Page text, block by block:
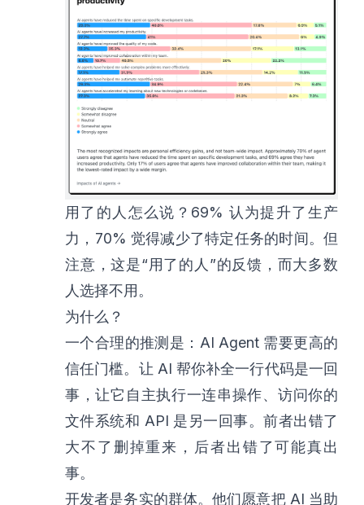
用了的人怎么说？69% 认为提升了生产
力，70% 觉得减少了特定任务的时间。但
注意，这是“用了的人”的反馈，而大多数
人选择不用。
为什么？
一个合理的推测是：AI Agent 需要更高的
信任门槛。让 AI 帮你补全一行代码是一回
事，让它自主执行一连串操作、访问你的
文件系统和 API 是另一回事。前者出错了
大不了删掉重来，后者出错了可能真出
事。
开发者是务实的群体。他们愿意把 AI 当助